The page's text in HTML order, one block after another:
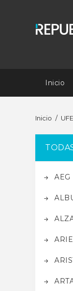
Inicio
Inicio
AEG